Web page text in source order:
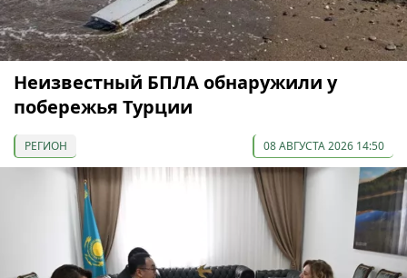
Неизвестный БПЛА обнаружили у
побережья Турции
РЕГИОН 08 АВГУСТА 2026 14:50